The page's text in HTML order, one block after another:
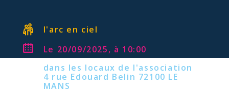
l'arc en ciel
Le 20/09/2025, à 10:00
dans les locaux de l'association
4 rue Edouard Belin 72100 LE
MANS